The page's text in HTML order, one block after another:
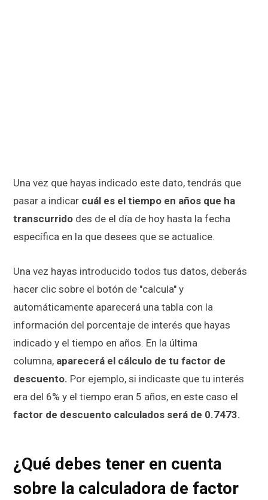
Una vez que hayas indicado este dato, tendrás que
pasar a indicar cuál es el tiempo en años que ha
transcurrido des de el día de hoy hasta la fecha
específica en la que desees que se actualice.
Una vez hayas introducido todos tus datos, deberás
hacer clic sobre el botón de "calcula" y
automáticamente aparecerá una tabla con la
información del porcentaje de interés que hayas
indicado y el tiempo en años. En la última
columna, aparecerá el cálculo de tu factor de
descuento. Por ejemplo, si indicaste que tu interés
era del 6% y el tiempo eran 5 años, en este caso el
factor de descuento calculados será de 0.7473.
¿Qué debes tener en cuenta
sobre la calculadora de factor